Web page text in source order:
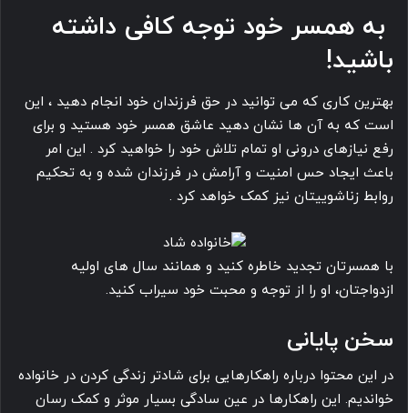
به همسر خود توجه کافی داشته
باشید!
بهترین کاری که می ‎توانید در حق فرزندان خود انجام دهید ، این
است که به آن ها نشان دهید عاشق همسر خود هستید و برای
رفع نیازهای درونی او تمام تلاش خود را خواهید کرد . این امر
باعث ایجاد حس امنیت و آرامش در فرزندان شده و به تحکیم
روابط زناشوییتان نیز کمک خواهد کرد .
با همسرتان تجدید خاطره کنید و همانند سال های اولیه
ازدواجتان، او را از توجه و محبت خود سیراب کنید.
سخن پایانی
در این محتوا درباره راهکارهایی برای شادتر زندگی کردن در خانواده
خواندیم. این راهکارها در عین سادگی بسیار موثر و کمک رسان